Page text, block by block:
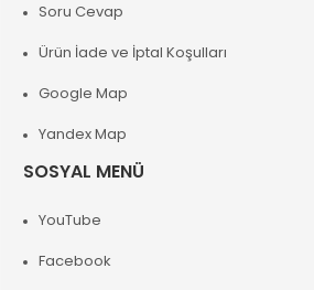
Soru Cevap
Ürün İade ve İptal Koşulları
Google Map
Yandex Map
SOSYAL MENÜ
YouTube
Facebook